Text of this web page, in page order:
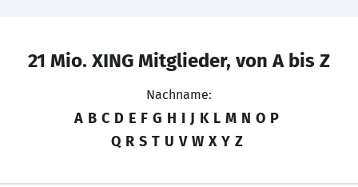
21 Mio. XING Mitglieder, von A bis Z
Nachname:
A B C D E F G H I J K L M N O P
Q R S T U V W X Y Z